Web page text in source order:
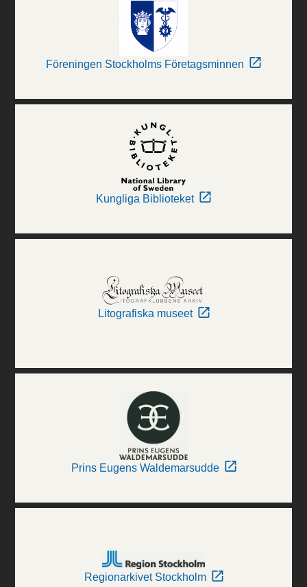
Föreningen Stockholms Företagsminnen
Kungliga Biblioteket
Litografiska museet
Prins Eugens Waldemarsudde
Regionarkivet Stockholm